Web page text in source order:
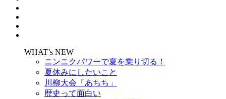
WHAT’s NEW
ニンニクパワーで夏を乗り切る！
夏休みにしたいこと
川柳大会「あちち」
歴史って面白い